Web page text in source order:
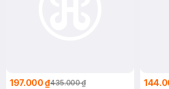
197.000 ₫435.000 ₫